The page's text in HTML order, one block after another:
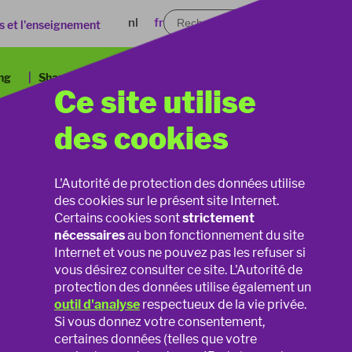
Ce site utilise
des cookies
L'Autorité de protection des données utilise
des cookies sur le présent site Internet.
Certains cookies sontstrictement
nécessairesau bon fonctionnement du site
Internet et vous ne pouvez pas les refuser si
vous désirez consulter ce site. L'Autorité de
protection des données utilise également un
outil d'analyse respectueux de la vie privée.
Si vous donnez votre consentement,
certaines données (telles que votre
et l'enseignement nl fr
Sharenting
sociaux, vous finirez tôt ou tard par y
a déjà invité à devenir "amis". Quelle
ne peut vous obliger à devenir
le souhaitez pas, n'hésitez pas à refuser